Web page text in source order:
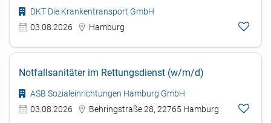
DKT Die Krankentransport GmbH
03.08.2026
Hamburg
Notfallsanitäter im Rettungsdienst (w/m/d)
ASB Sozialeinrichtungen Hamburg GmbH
03.08.2026
Behringstraße 28, 22765 Hamburg